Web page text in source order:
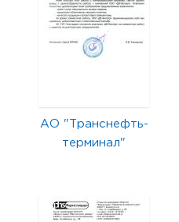
АО "Транснефть-
терминал"